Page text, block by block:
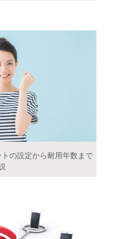
の設定から耐用年数まで